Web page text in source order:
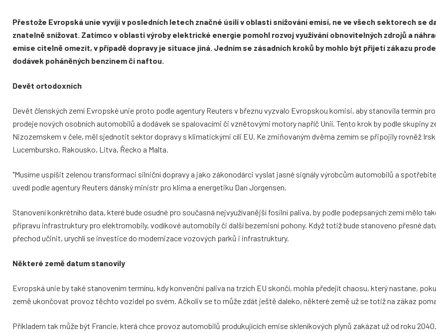
Přestože Evropská unie vyvíjí v posledních letech značné úsilí v oblasti snižování emisí, ne ve všech sektorech se
znatelně snižovat. Zatímco v oblasti výroby elektrické energie pomohl rozvoj využívání obnovitelných zdrojů a
emise citelně omezit, v případě dopravy je situace jiná. Jedním se zásadních kroků by mohlo být přijetí zákazu
dodávek poháněných benzinem či naftou.
Devět ortodoxních
Devět členských zemí Evropské unie proto podle agentury Reuters v březnu vyzvalo Evropskou komisi, aby stanovila termín
prodeje nových osobních automobilů a dodávek se spalovacími či vznětovými motory napříč Unií. Tento krok by podle skupiny
Nizozemskem v čele, měl sjednotit sektor dopravy s klimatickými cíli EU. Ke zmiňovaným dvěma zemím se připojily rovněž
Lucembursko, Rakousko, Litva, Řecko a Malta.
"Musíme uspíšit zelenou transformaci silniční dopravy a jako zákonodárci vyslat jasné signály výrobcům automobilů a
uvedl podle agentury Reuters dánský ministr pro klima a energetiku Dan Jorgensen.
Stanovení konkrétního data, které bude osudné pro současná nejvyužívanější fosilní paliva, by podle podepsaných zemí mělo
přípravu infrastruktury pro elektromobily, vodíkové automobily či další bezemisní pohony. Když totiž bude stanoveno přesné
přechod učinit, urychlí se investice do modernizace vozových parků i infrastruktury.
Některé země datum stanovily
Evropská unie by také stanovením termínu, kdy konvenční paliva na trzích EU skončí, mohla předejít chaosu, který nastane,
země ukončovat provoz těchto vozidel po svém. Ačkoliv se to může zdát ještě daleko, některé země už se totiž na zákaz
Příkladem tak může být Francie, která chce provoz automobilů produkujících emise skleníkových plynů zakázat už od roku